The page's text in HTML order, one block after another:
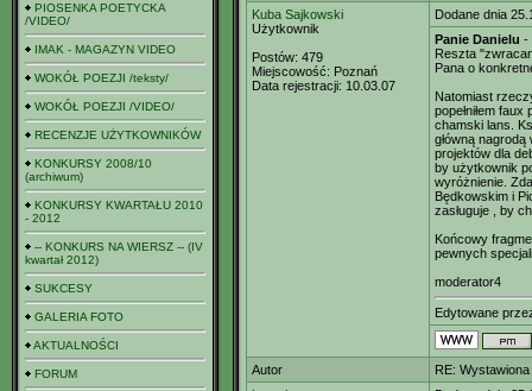
PIOSENKA POETYCKA
/VIDEO/
IMAK - MAGAZYN VIDEO
WOKÓŁ POEZJI /teksty/
WOKÓŁ POEZJI /VIDEO/
RECENZJE UŻYTKOWNIKÓW
KONKURSY 2008/10
(archiwum)
KONKURSY KWARTAŁU 2010
- 2012
-- KONKURS NA WIERSZ -- (IV
kwartał 2012)
SUKCESY
GALERIA FOTO
AKTUALNOŚCI
FORUM
Kuba Sajkowski
Użytkownik
Postów: 479
Miejscowość: Poznań
Data rejestracji: 10.03.07
Dodane dnia
Panie Danielu -
Reszta
Pana o
Natomiast
popełniłem
chamski lans.
główną
projektów dla
by użytkownik
wyróżnienie.
Będkowskim i
zasługuje , by
Końcowy
pewnych
moderator4
Edytowane
Autor
RE: